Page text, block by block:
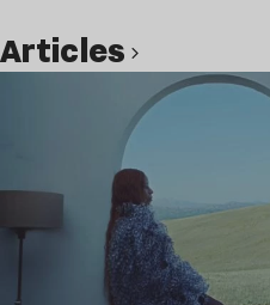
Articles